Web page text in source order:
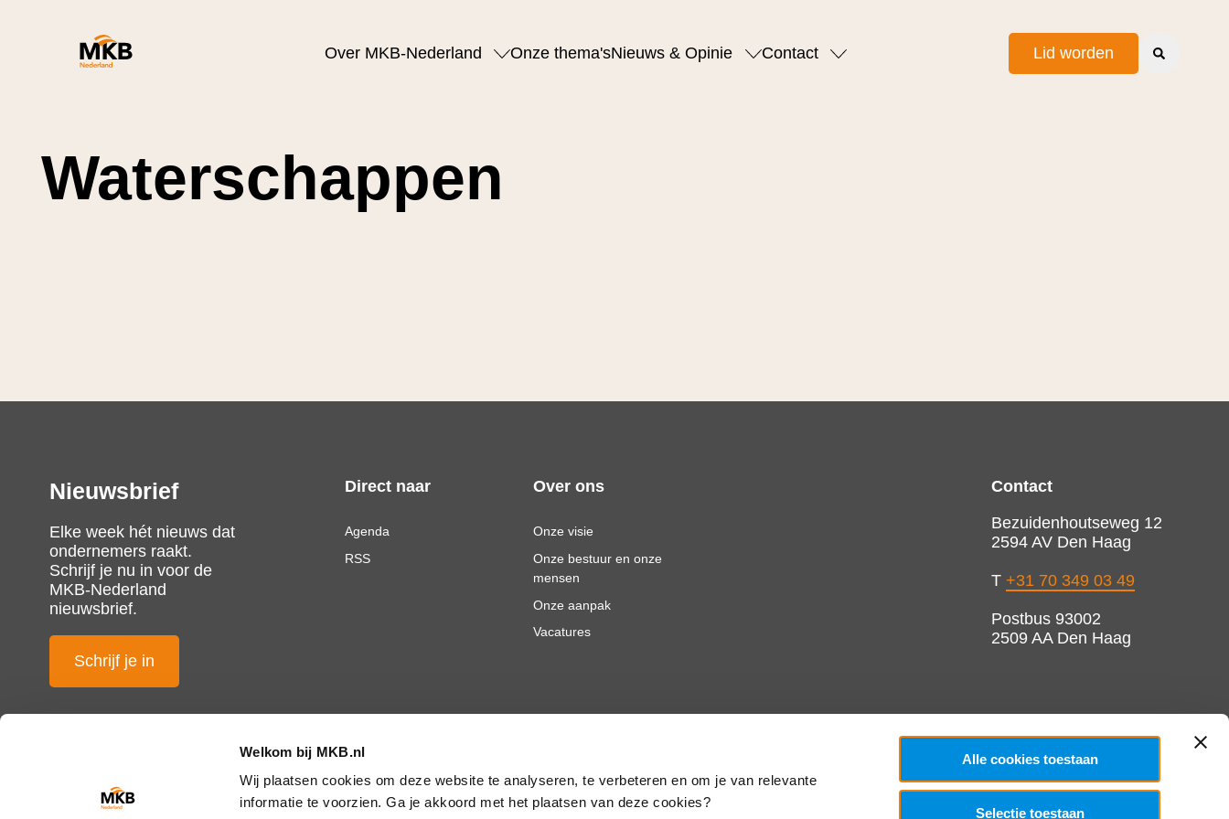
Welkom bij MKB.nl
Wij plaatsen cookies om deze website te analyseren, te verbeteren en om je van relevante
informatie te voorzien. Ga je akkoord met het plaatsen van deze cookies?
Alle cookies toestaan
Selectie toestaan
Over MKB-Nederland Onze thema'sNieuws & Opinie Contact Lid worden
Waterschappen
Nieuwsbrief
Elke week hét nieuws dat
ondernemers raakt.
Schrijf je nu in voor de
MKB-Nederland
nieuwsbrief.
Schrijf je in
Direct naar
Agenda
RSS
Over ons
Onze visie
Onze bestuur en onze
mensen
Onze aanpak
Vacatures
Contact
Bezuidenhoutseweg 12
2594 AV Den Haag
T +31 70 349 03 49
Postbus 93002
2509 AA Den Haag